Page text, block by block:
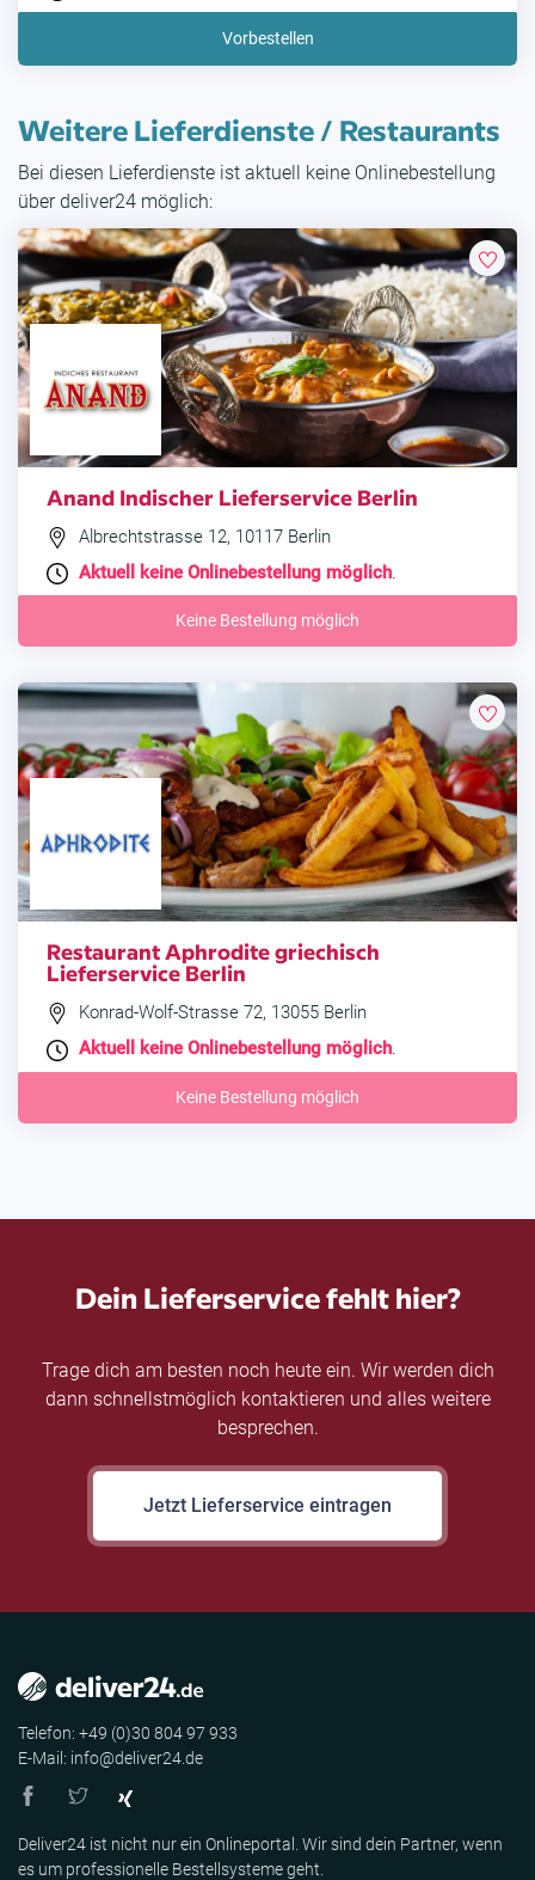
Vorbestellen
Weitere Lieferdienste / Restaurants
Bei diesen Lieferdienste ist aktuell keine Onlinebestellung
über deliver24 möglich:
Anand Indischer Lieferservice Berlin
Albrechtstrasse 12, 10117 Berlin
Aktuell keine Onlinebestellung möglich.
Keine Bestellung möglich
Restaurant Aphrodite griechisch
Lieferservice Berlin
Konrad-Wolf-Strasse 72, 13055 Berlin
Aktuell keine Onlinebestellung möglich.
Keine Bestellung möglich
Dein Lieferservice fehlt hier?
Trage dich am besten noch heute ein. Wir werden dich
dann schnellstmöglich kontaktieren und alles weitere
besprechen.
Jetzt Lieferservice eintragen
Telefon: +49 (0)30 804 97 933
E-Mail: info@deliver24.de
Deliver24 ist nicht nur ein Onlineportal. Wir sind dein Partner, wenn
es um professionelle Bestellsysteme geht.